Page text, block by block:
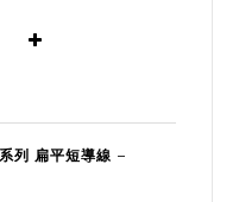
扁平短導線 –